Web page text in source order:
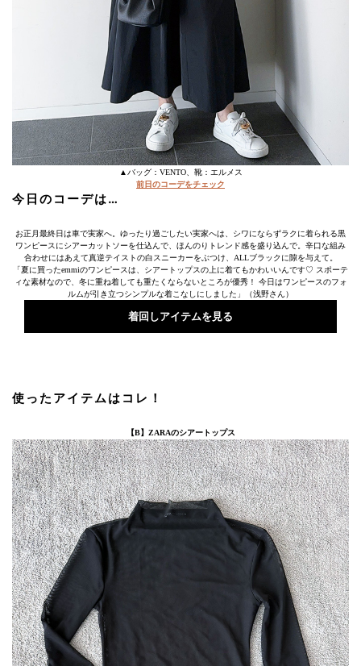
▲バッグ：VENTO、靴：エルメス
前日のコーデをチェック
今日のコーデは…
お正月最終日は車で実家へ。ゆったり過ごしたい実家へは、シワにならずラクに着られる黒
ワンピースにシアーカットソーを仕込んで、ほんのりトレンド感を盛り込んで。辛口な組み
合わせにはあえて真逆テイストの白スニーカーをぶつけ、ALLブラックに隙を与えて。
「夏に買ったemmiのワンピースは、シアートップスの上に着てもかわいいんです♡ スポーテ
ィな素材なので、冬に重ね着しても重たくならないところが優秀！ 今日はワンピースのフォ
ルムが引き立つシンプルな着こなしにしました」（浅野さん）
着回しアイテムを見る
使ったアイテムはコレ！
【B】ZARAのシアートップス